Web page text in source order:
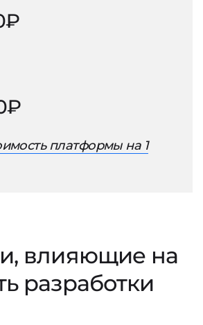
платформы на 1
влияющие на
разработки